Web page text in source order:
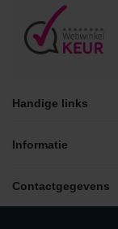
Handige links
Informatie
Contactgegevens